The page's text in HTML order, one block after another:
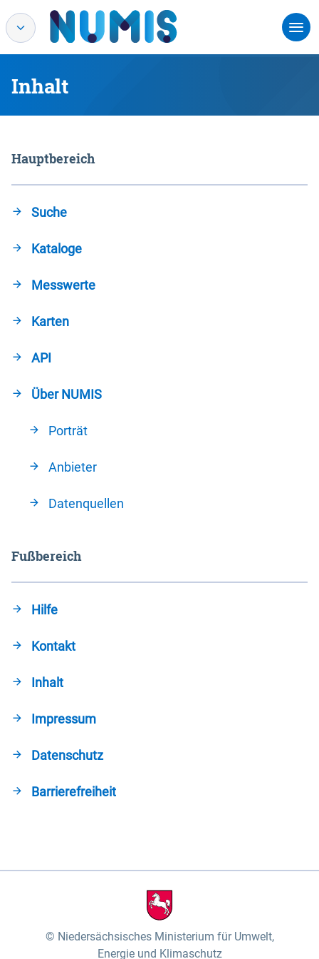
Inhalt
Hauptbereich
Suche
Kataloge
Messwerte
Karten
API
Über NUMIS
Porträt
Anbieter
Datenquellen
Fußbereich
Hilfe
Kontakt
Inhalt
Impressum
Datenschutz
Barrierefreiheit
Niedersächsisches Ministerium für Umwelt,
Energie und Klimaschutz